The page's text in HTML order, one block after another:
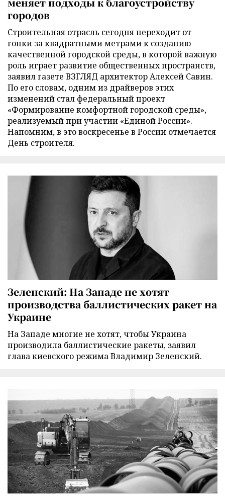
городов
Строительная отрасль сегодня переходит от
гонки за квадратными метрами к созданию
качественной городской среды, в которой важную
роль играет развитие общественных пространств,
заявил газете ВЗГЛЯД архитектор Алексей Савин.
По его словам, одним из драйверов этих
изменений стал федеральный проект
«Формирование комфортной городской среды»,
реализуемый при участии «Единой России».
Напомним, в это воскресенье в России отмечается
День строителя.
Зеленский: На Западе не хотят
производства баллистических ракет на
Украине
На Западе многие не хотят, чтобы Украина
производила баллистические ракеты, заявил
глава киевского режима Владимир Зеленский.